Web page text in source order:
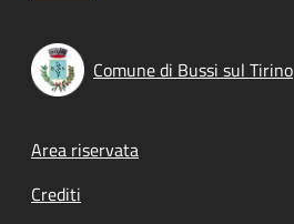
Comune di Bussi sul Tirino
Footer menu
Area riservata
Crediti